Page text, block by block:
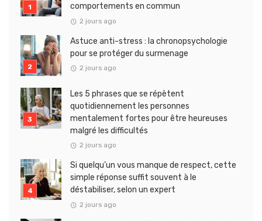
comportements en commun
2 jours ago
Astuce anti-stress : la chronopsychologie
pour se protéger du surmenage
2 jours ago
Les 5 phrases que se répètent
quotidiennement les personnes
mentalement fortes pour être heureuses
malgré les difficultés
2 jours ago
Si quelqu’un vous manque de respect, cette
simple réponse suffit souvent à le
déstabiliser, selon un expert
2 jours ago